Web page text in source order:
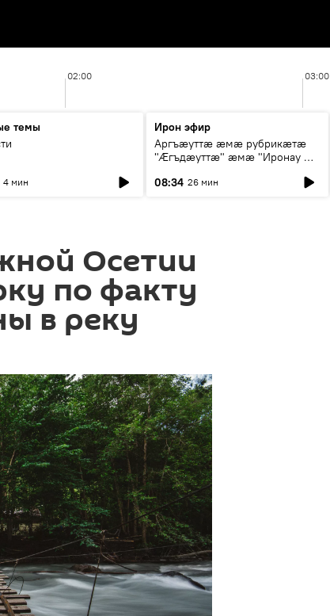
02:00 03:00
темы
4 мин
Ирон эфир
Аргъæуттæ æмæ рубрикæтæ
"Æгъдæуттæ" æмæ "Иронау æй
08:34 26 мин
Осетии
по факту
в реку